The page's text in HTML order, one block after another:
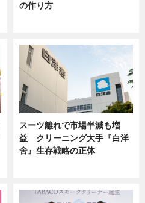
の作り方
スーツ離れで市場半減も増
益 クリーニング大手『白洋
舍』生存戦略の正体